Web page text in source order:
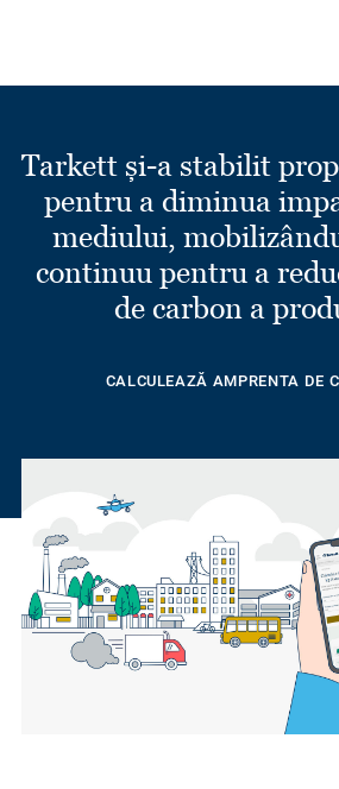
Tarkett și-a stabilit
pentru a diminua
mediului,
continuu pentru a
de carbon a
CALCULEAZĂ AMPRENTA DE